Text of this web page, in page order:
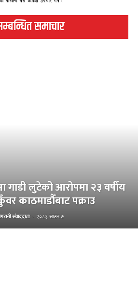
समाचार
लुटेको आरोपमा २३ वर्षीय
काठमाडौँबाट पक्राउ
संवाददाता - २०८३ साउन ७